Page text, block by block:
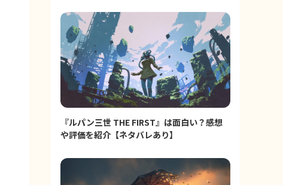
『ルパン三世 THE FIRST』は面白い？感想
や評価を紹介【ネタバレあり】